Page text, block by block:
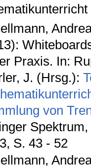
Praxis. In:
J. (Hrsg.):
von
S. 43 - 52